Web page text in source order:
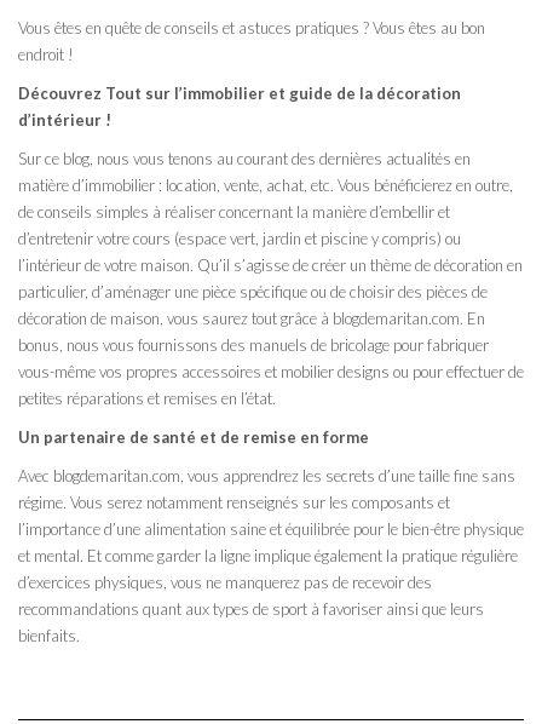
Vous êtes en quête de conseils et astuces pratiques ? Vous êtes au bon
endroit !
Découvrez Tout sur l’immobilier et guide de la décoration
d’intérieur !
Sur ce blog, nous vous tenons au courant des dernières actualités en
matière d’immobilier : location, vente, achat, etc. Vous bénéficierez en outre,
de conseils simples à réaliser concernant la manière d’embellir et
d’entretenir votre cours (espace vert, jardin et piscine y compris) ou
l’intérieur de votre maison. Qu’il s’agisse de créer un thème de décoration en
particulier, d’aménager une pièce spécifique ou de choisir des pièces de
décoration de maison, vous saurez tout grâce à blogdemaritan.com. En
bonus, nous vous fournissons des manuels de bricolage pour fabriquer
vous-même vos propres accessoires et mobilier designs ou pour effectuer de
petites réparations et remises en l’état.
Un partenaire de santé et de remise en forme
Avec blogdemaritan.com, vous apprendrez les secrets d’une taille fine sans
régime. Vous serez notamment renseignés sur les composants et
l’importance d’une alimentation saine et équilibrée pour le bien-être physique
et mental. Et comme garder la ligne implique également la pratique régulière
d’exercices physiques, vous ne manquerez pas de recevoir des
recommandations quant aux types de sport à favoriser ainsi que leurs
bienfaits.